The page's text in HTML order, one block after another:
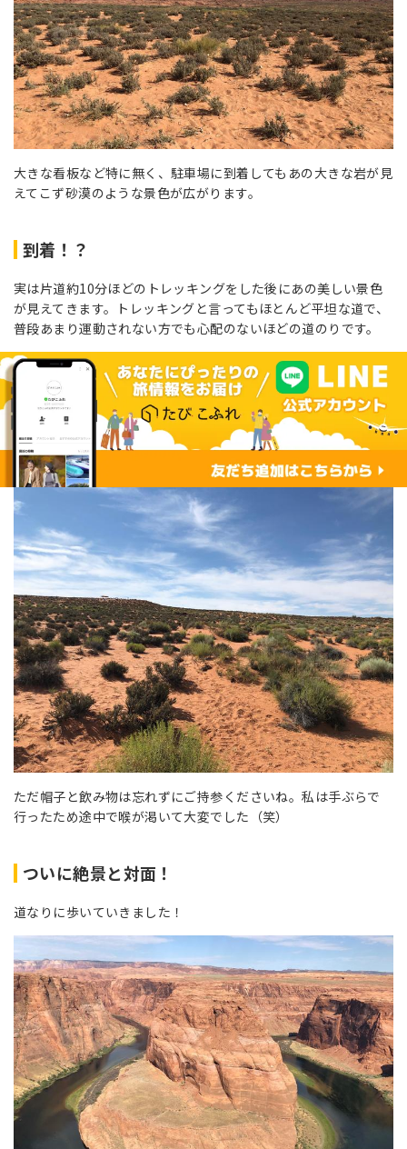
大きな看板など特に無く、駐車場に到着してもあの大きな岩が見
えてこず砂漠のような景色が広がります。
到着！？
実は片道約10分ほどのトレッキングをした後にあの美しい景色
が見えてきます。トレッキングと言ってもほとんど平坦な道で、
普段あまり運動されない方でも心配のないほどの道のりです。
ただ帽子と飲み物は忘れずにご持参くださいね。私は手ぶらで
行ったため途中で喉が渇いて大変でした（笑）
ついに絶景と対面！
道なりに歩いていきました！